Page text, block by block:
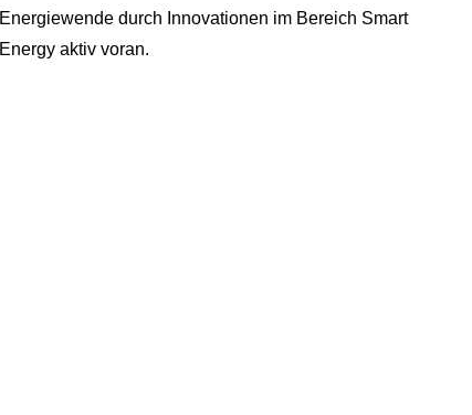
Energiewende durch Innovationen im Bereich Smart
Energy aktiv voran.